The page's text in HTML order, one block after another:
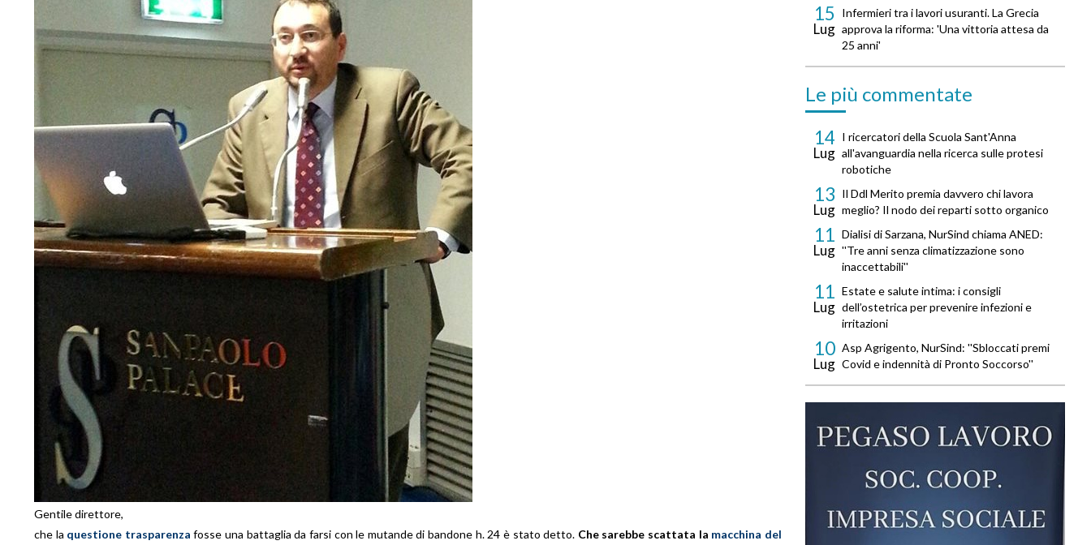
Gentile direttore,
che la questione trasparenza fosse una battaglia da farsi con le mutande di bandone h. 24 è stato detto. Che sarebbe scattata la macchina del
15
Lug
Infermieri tra i lavori usuranti. La Grecia
approva la riforma: 'Una vittoria attesa da
25 anni'
Le più commentate
14
Lug
I ricercatori della Scuola Sant'Anna
all'avanguardia nella ricerca sulle protesi
robotiche
13
Lug
Il Ddl Merito premia davvero chi lavora
meglio? Il nodo dei reparti sotto organico
11
Lug
Dialisi di Sarzana, NurSind chiama ANED:
''Tre anni senza climatizzazione sono
inaccettabili''
11
Lug
Estate e salute intima: i consigli
dell’ostetrica per prevenire infezioni e
irritazioni
10
Lug
Asp Agrigento, NurSind: ''Sbloccati premi
Covid e indennità di Pronto Soccorso''